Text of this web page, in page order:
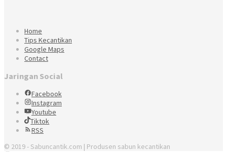
Home
Tips Kecantikan
Google Maps
Contact
Jaringan Social
Facebook
Instagram
Youtube
Tiktok
RSS
© 2019 - Sabuncantik.com | Produsen sabun kecantikan